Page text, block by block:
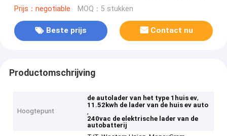
Wired
Prijs：negotiable MOQ：5 stukken
Beste prijs Contact nu
Productomschrijving
Hoogtepunt
de autolader van het type 1huis ev,
11.52kwh de lader van de huis ev auto
,
240vac de elektrische lader van de
autobatterij